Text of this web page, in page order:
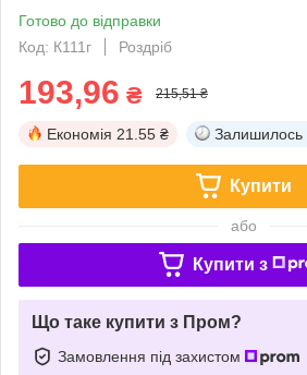
Готово до відправки
Код: К111г
Роздріб
193,96 ₴ 215,51 ₴
Економія 21.55 ₴ Залишилось
Купити
або
Купити з
Що таке купити з Пром?
Замовлення під захистом